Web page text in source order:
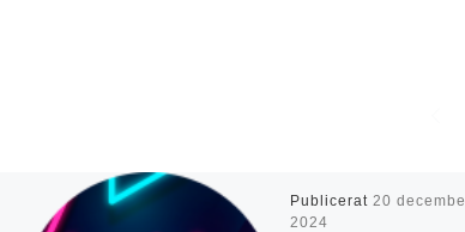
Publicerat 20
2024